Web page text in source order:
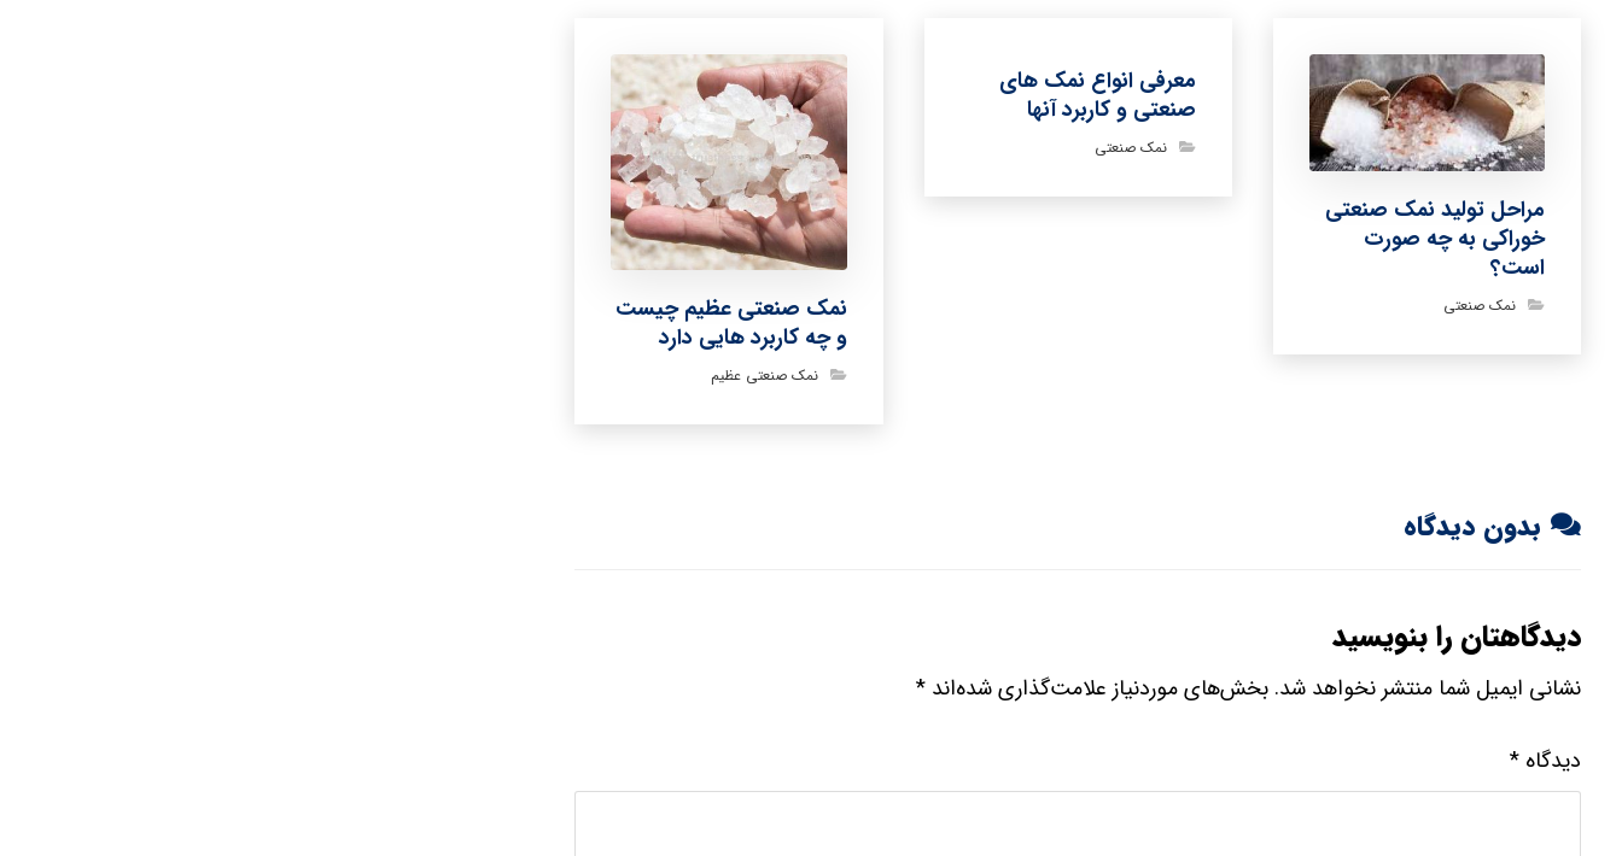
مراحل تولید نمک صنعتی
خوراکی به چه صورت
است؟
نمک صنعتی
معرفی انواع نمک های
صنعتی و کاربرد آنها
نمک صنعتی
نمک صنعتی عظیم چیست
و چه کاربرد هایی دارد
نمک صنعتی عظیم
بدون دیدگاه
دیدگاهتان را بنویسید
نشانی ایمیل شما منتشر نخواهد شد. بخش‌های موردنیاز علامت‌گذاری شده‌اند *
دیدگاه *